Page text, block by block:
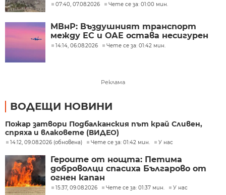
07:40, 07.08.2026 Чете се за: 01:00 мин.
МВнР: Въздушният транспорт
между ЕС и ОАЕ остава несигурен
14:14, 06.08.2026 Чете се за: 01:42 мин.
Реклама
ВОДЕЩИ НОВИНИ
Пожар затвори Подбалканския път край Сливен,
спряха и влаковете (ВИДЕО)
14:12, 09.08.2026 (обновена) Чете се за: 01:42 мин. У нас
Героите от нощта: Петима
доброволци спасиха Българово от
огнен капан
15:37, 09.08.2026 Чете се за: 01:37 мин. У нас